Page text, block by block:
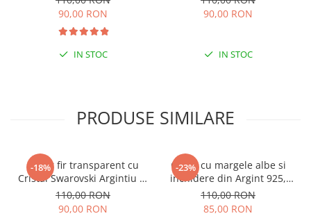
90,00 RON
IN STOC
90,00 RON
IN STOC
PRODUSE SIMILARE
-18%
Colier fir transparent cu
Cristal Swarovski Argintiu in
Caseta din Argint 925
110,00 RON
90,00 RON
-23%
Colier cu margele albe si
inchidere din Argint 925,
reglabil 38-41 cm
110,00 RON
85,00 RON